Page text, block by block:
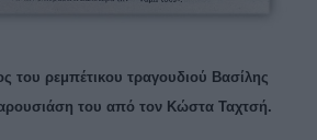
του ρεμπέτικου τραγουδιού Βασίλης
του από τον Κώστα Ταχτσή.